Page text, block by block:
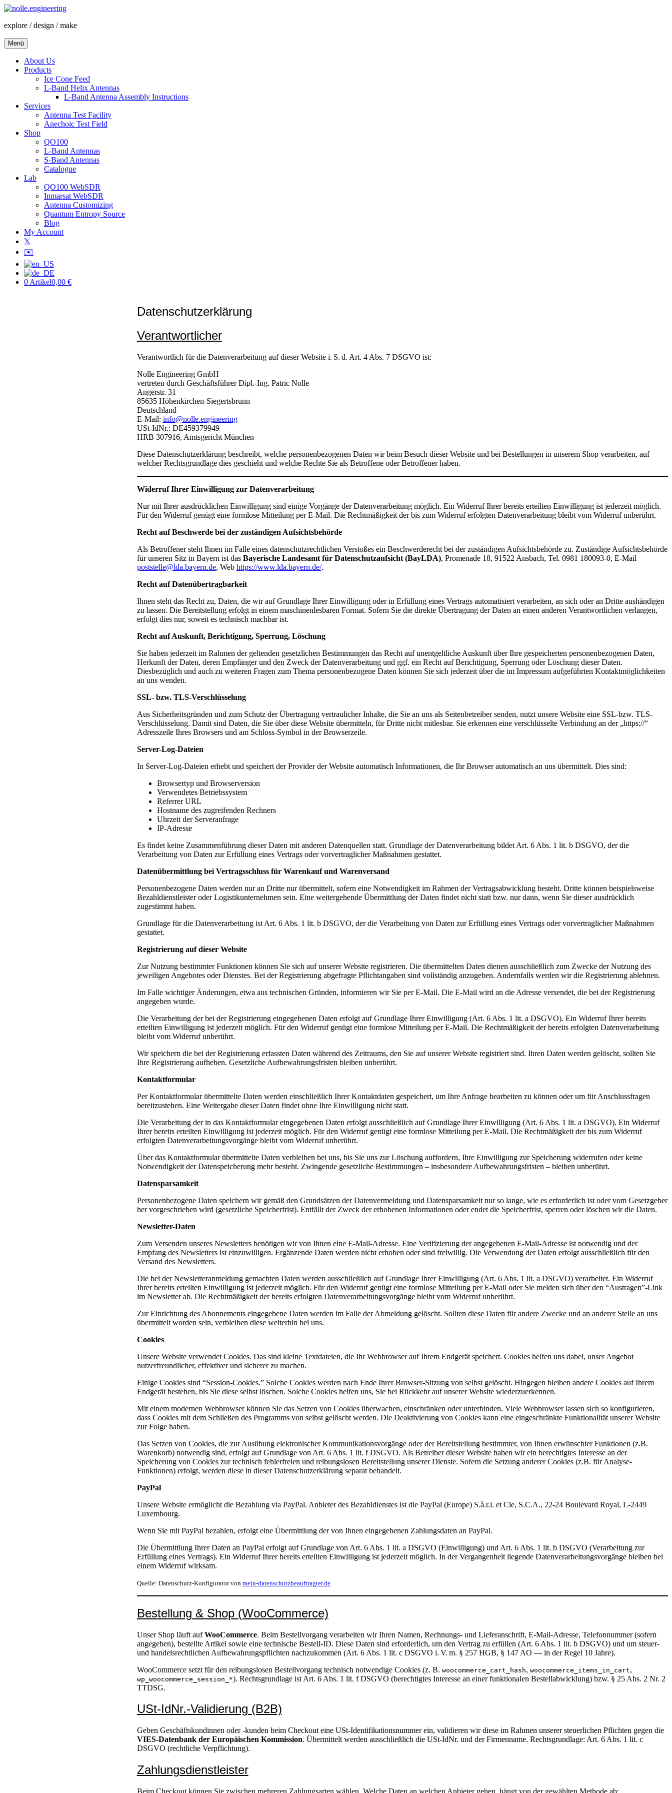
Zum
springen
explore / design / make
Menü
About Us
Products
Ice Cone Feed
L-Band Helix Antennas
L-Band Antenna Assembly Instructions
Services
Antenna Test Facility
Anechoic Test Field
Shop
QO100
L-Band Antennas
S-Band Antennas
Catalogue
Lab
QO100 WebSDR
Inmarsat WebSDR
Antenna Customizing
Quantum Entropy Source
Blog
My Account
𝕏
✉️
0 Artikel0,00 €
Datenschutzerklärung
Verantwortlicher
Verantwortlich für die Datenverarbeitung auf dieser Website i. S. d. Art. 4 Abs. 7 DSGVO ist:
Nolle Engineering GmbH
vertreten durch Geschäftsführer Dipl.-Ing. Patric Nolle
Angerstr. 31
85635 Höhenkirchen-Siegertsbrunn
Deutschland
E-Mail: info@nolle.engineering
USt-IdNr.: DE459379949
HRB 307916, Amtsgericht München
Diese Datenschutzerklärung beschreibt, welche personenbezogenen Daten wir beim Besuch dieser Website und bei Bestellungen in unserem Shop verarbeiten, auf
welcher Rechtsgrundlage dies geschieht und welche Rechte Sie als Betroffene oder Betroffener haben.
Widerruf Ihrer Einwilligung zur Datenverarbeitung
Nur mit Ihrer ausdrücklichen Einwilligung sind einige Vorgänge der Datenverarbeitung möglich. Ein Widerruf Ihrer bereits erteilten Einwilligung ist jederzeit möglich.
Für den Widerruf genügt eine formlose Mitteilung per E-Mail. Die Rechtmäßigkeit der bis zum Widerruf erfolgten Datenverarbeitung bleibt vom Widerruf unberührt.
Recht auf Beschwerde bei der zuständigen Aufsichtsbehörde
Als Betroffener steht Ihnen im Falle eines datenschutzrechtlichen Verstoßes ein Beschwerderecht bei der zuständigen Aufsichtsbehörde zu. Zuständige Aufsichtsbehörde
für unseren Sitz in Bayern ist das Bayerische Landesamt für Datenschutzaufsicht (BayLDA), Promenade 18, 91522 Ansbach, Tel. 0981 180093-0, E-Mail
poststelle@lda.bayern.de, Web https://www.lda.bayern.de/.
Recht auf Datenübertragbarkeit
Ihnen steht das Recht zu, Daten, die wir auf Grundlage Ihrer Einwilligung oder in Erfüllung eines Vertrags automatisiert verarbeiten, an sich oder an Dritte aushändigen
zu lassen. Die Bereitstellung erfolgt in einem maschinenlesbaren Format. Sofern Sie die direkte Übertragung der Daten an einen anderen Verantwortlichen verlangen,
erfolgt dies nur, soweit es technisch machbar ist.
Recht auf Auskunft, Berichtigung, Sperrung, Löschung
Sie haben jederzeit im Rahmen der geltenden gesetzlichen Bestimmungen das Recht auf unentgeltliche Auskunft über Ihre gespeicherten personenbezogenen Daten,
Herkunft der Daten, deren Empfänger und den Zweck der Datenverarbeitung und ggf. ein Recht auf Berichtigung, Sperrung oder Löschung dieser Daten.
Diesbezüglich und auch zu weiteren Fragen zum Thema personenbezogene Daten können Sie sich jederzeit über die im Impressum aufgeführten Kontaktmöglichkeiten
an uns wenden.
SSL- bzw. TLS-Verschlüsselung
Aus Sicherheitsgründen und zum Schutz der Übertragung vertraulicher Inhalte, die Sie an uns als Seitenbetreiber senden, nutzt unsere Website eine SSL-bzw. TLS-
Verschlüsselung. Damit sind Daten, die Sie über diese Website übermitteln, für Dritte nicht mitlesbar. Sie erkennen eine verschlüsselte Verbindung an der „https://“
Adresszeile Ihres Browsers und am Schloss-Symbol in der Browserzeile.
Server-Log-Dateien
In Server-Log-Dateien erhebt und speichert der Provider der Website automatisch Informationen, die Ihr Browser automatisch an uns übermittelt. Dies sind:
Browsertyp und Browserversion
Verwendetes Betriebssystem
Referrer URL
Hostname des zugreifenden Rechners
Uhrzeit der Serveranfrage
IP-Adresse
Es findet keine Zusammenführung dieser Daten mit anderen Datenquellen statt. Grundlage der Datenverarbeitung bildet Art. 6 Abs. 1 lit. b DSGVO, der die
Verarbeitung von Daten zur Erfüllung eines Vertrags oder vorvertraglicher Maßnahmen gestattet.
Datenübermittlung bei Vertragsschluss für Warenkauf und Warenversand
Personenbezogene Daten werden nur an Dritte nur übermittelt, sofern eine Notwendigkeit im Rahmen der Vertragsabwicklung besteht. Dritte können beispielsweise
Bezahldienstleister oder Logistikunternehmen sein. Eine weitergehende Übermittlung der Daten findet nicht statt bzw. nur dann, wenn Sie dieser ausdrücklich
zugestimmt haben.
Grundlage für die Datenverarbeitung ist Art. 6 Abs. 1 lit. b DSGVO, der die Verarbeitung von Daten zur Erfüllung eines Vertrags oder vorvertraglicher Maßnahmen
gestattet.
Registrierung auf dieser Website
Zur Nutzung bestimmter Funktionen können Sie sich auf unserer Website registrieren. Die übermittelten Daten dienen ausschließlich zum Zwecke der Nutzung des
jeweiligen Angebotes oder Dienstes. Bei der Registrierung abgefragte Pflichtangaben sind vollständig anzugeben. Andernfalls werden wir die Registrierung ablehnen.
Im Falle wichtiger Änderungen, etwa aus technischen Gründen, informieren wir Sie per E-Mail. Die E-Mail wird an die Adresse versendet, die bei der Registrierung
angegeben wurde.
Die Verarbeitung der bei der Registrierung eingegebenen Daten erfolgt auf Grundlage Ihrer Einwilligung (Art. 6 Abs. 1 lit. a DSGVO). Ein Widerruf Ihrer bereits
erteilten Einwilligung ist jederzeit möglich. Für den Widerruf genügt eine formlose Mitteilung per E-Mail. Die Rechtmäßigkeit der bereits erfolgten Datenverarbeitung
bleibt vom Widerruf unberührt.
Wir speichern die bei der Registrierung erfassten Daten während des Zeitraums, den Sie auf unserer Website registriert sind. Ihren Daten werden gelöscht, sollten Sie
Ihre Registrierung aufheben. Gesetzliche Aufbewahrungsfristen bleiben unberührt.
Kontaktformular
Per Kontaktformular übermittelte Daten werden einschließlich Ihrer Kontaktdaten gespeichert, um Ihre Anfrage bearbeiten zu können oder um für Anschlussfragen
bereitzustehen. Eine Weitergabe dieser Daten findet ohne Ihre Einwilligung nicht statt.
Die Verarbeitung der in das Kontaktformular eingegebenen Daten erfolgt ausschließlich auf Grundlage Ihrer Einwilligung (Art. 6 Abs. 1 lit. a DSGVO). Ein Widerruf
Ihrer bereits erteilten Einwilligung ist jederzeit möglich. Für den Widerruf genügt eine formlose Mitteilung per E-Mail. Die Rechtmäßigkeit der bis zum Widerruf
erfolgten Datenverarbeitungsvorgänge bleibt vom Widerruf unberührt.
Über das Kontaktformular übermittelte Daten verbleiben bei uns, bis Sie uns zur Löschung auffordern, Ihre Einwilligung zur Speicherung widerrufen oder keine
Notwendigkeit der Datenspeicherung mehr besteht. Zwingende gesetzliche Bestimmungen – insbesondere Aufbewahrungsfristen – bleiben unberührt.
Datensparsamkeit
Personenbezogene Daten speichern wir gemäß den Grundsätzen der Datenvermeidung und Datensparsamkeit nur so lange, wie es erforderlich ist oder vom Gesetzgeber
her vorgeschrieben wird (gesetzliche Speicherfrist). Entfällt der Zweck der erhobenen Informationen oder endet die Speicherfrist, sperren oder löschen wir die Daten.
Newsletter-Daten
Zum Versenden unseres Newsletters benötigen wir von Ihnen eine E-Mail-Adresse. Eine Verifizierung der angegebenen E-Mail-Adresse ist notwendig und der
Empfang des Newsletters ist einzuwilligen. Ergänzende Daten werden nicht erhoben oder sind freiwillig. Die Verwendung der Daten erfolgt ausschließlich für den
Versand des Newsletters.
Die bei der Newsletteranmeldung gemachten Daten werden ausschließlich auf Grundlage Ihrer Einwilligung (Art. 6 Abs. 1 lit. a DSGVO) verarbeitet. Ein Widerruf
Ihrer bereits erteilten Einwilligung ist jederzeit möglich. Für den Widerruf genügt eine formlose Mitteilung per E-Mail oder Sie melden sich über den “Austragen”-Link
im Newsletter ab. Die Rechtmäßigkeit der bereits erfolgten Datenverarbeitungsvorgänge bleibt vom Widerruf unberührt.
Zur Einrichtung des Abonnements eingegebene Daten werden im Falle der Abmeldung gelöscht. Sollten diese Daten für andere Zwecke und an anderer Stelle an uns
übermittelt worden sein, verbleiben diese weiterhin bei uns.
Cookies
Unsere Website verwendet Cookies. Das sind kleine Textdateien, die Ihr Webbrowser auf Ihrem Endgerät speichert. Cookies helfen uns dabei, unser Angebot
nutzerfreundlicher, effektiver und sicherer zu machen.
Einige Cookies sind “Session-Cookies.” Solche Cookies werden nach Ende Ihrer Browser-Sitzung von selbst gelöscht. Hingegen bleiben andere Cookies auf Ihrem
Endgerät bestehen, bis Sie diese selbst löschen. Solche Cookies helfen uns, Sie bei Rückkehr auf unserer Website wiederzuerkennen.
Mit einem modernen Webbrowser können Sie das Setzen von Cookies überwachen, einschränken oder unterbinden. Viele Webbrowser lassen sich so konfigurieren,
dass Cookies mit dem Schließen des Programms von selbst gelöscht werden. Die Deaktivierung von Cookies kann eine eingeschränkte Funktionalität unserer Website
zur Folge haben.
Das Setzen von Cookies, die zur Ausübung elektronischer Kommunikationsvorgänge oder der Bereitstellung bestimmter, von Ihnen erwünschter Funktionen (z.B.
Warenkorb) notwendig sind, erfolgt auf Grundlage von Art. 6 Abs. 1 lit. f DSGVO. Als Betreiber dieser Website haben wir ein berechtigtes Interesse an der
Speicherung von Cookies zur technisch fehlerfreien und reibungslosen Bereitstellung unserer Dienste. Sofern die Setzung anderer Cookies (z.B. für Analyse-
Funktionen) erfolgt, werden diese in dieser Datenschutzerklärung separat behandelt.
PayPal
Unsere Website ermöglicht die Bezahlung via PayPal. Anbieter des Bezahldienstes ist die PayPal (Europe) S.à.r.l. et Cie, S.C.A., 22-24 Boulevard Royal, L-2449
Luxembourg.
Wenn Sie mit PayPal bezahlen, erfolgt eine Übermittlung der von Ihnen eingegebenen Zahlungsdaten an PayPal.
Die Übermittlung Ihrer Daten an PayPal erfolgt auf Grundlage von Art. 6 Abs. 1 lit. a DSGVO (Einwilligung) und Art. 6 Abs. 1 lit. b DSGVO (Verarbeitung zur
Erfüllung eines Vertrags). Ein Widerruf Ihrer bereits erteilten Einwilligung ist jederzeit möglich. In der Vergangenheit liegende Datenverarbeitungsvorgänge bleiben bei
einem Widerruf wirksam.
Quelle: Datenschutz-Konfigurator von mein-datenschutzbeauftragter.de
Bestellung & Shop (WooCommerce)
Unser Shop läuft aufWooCommerce. Beim Bestellvorgang verarbeiten wir Ihren Namen, Rechnungs- und Lieferanschrift, E-Mail-Adresse, Telefonnummer (sofern
angegeben), bestellte Artikel sowie eine technische Bestell-ID. Diese Daten sind erforderlich, um den Vertrag zu erfüllen (Art. 6 Abs. 1 lit. b DSGVO) und um steuer-
und handelsrechtlichen Aufbewahrungspflichten nachzukommen (Art. 6 Abs. 1 lit. c DSGVO i. V. m. § 257 HGB, § 147 AO — in der Regel 10 Jahre).
WooCommerce setzt für den reibungslosen Bestellvorgang technisch notwendige Cookies (z. B. woocommerce_cart_hash, woocommerce_items_in_cart,
wp_woocommerce_session_*). Rechtsgrundlage ist Art. 6 Abs. 1 lit. f DSGVO (berechtigtes Interesse an einer funktionalen Bestellabwicklung) bzw. § 25 Abs. 2 Nr. 2
TTDSG.
USt-IdNr.-Validierung (B2B)
Geben Geschäftskundinnen oder -kunden beim Checkout eine USt-Identifikationsnummer ein, validieren wir diese im Rahmen unserer steuerlichen Pflichten gegen die
VIES-Datenbank der Europäischen Kommission. Übermittelt werden ausschließlich die USt-IdNr. und der Firmenname. Rechtsgrundlage: Art. 6 Abs. 1 lit. c
DSGVO (rechtliche Verpflichtung).
Zahlungsdienstleister